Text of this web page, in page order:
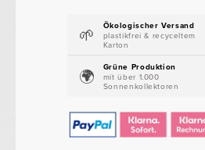
🌱​ Ökologischer Versand
plastikfrei & recyceltem
Karton
🌍​ Grüne Produktion
mit über 1.000
Sonnenkollektoren